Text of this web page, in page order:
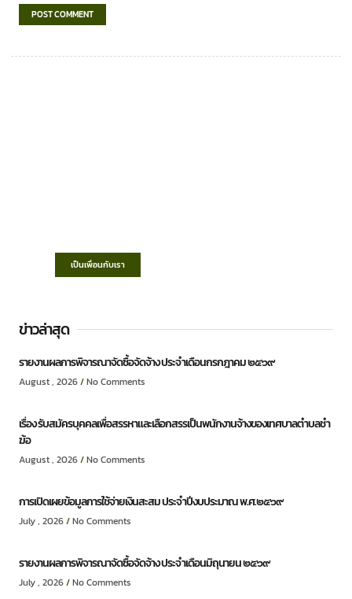
เป็นเพื่อนกับเรา
ข่าวล่าสุด
รายงานผลการพิจารณาจัดซื้อจัดจ้าง ประจำเดือนกรกฎาคม ๒๕๖๙
August , 2026 No Comments
เรื่อง รับสมัครบุคคลเพื่อสรรหาและเลือกสรรเป็นพนักงานจ้างของเทศบาลตำบลชำ
ฆ้อ
August , 2026 No Comments
การเปิดเผยข้อมูลการใช้จ่ายเงินสะสม ประจำปีงบประมาณ พ.ศ.๒๕๖๙
July , 2026 No Comments
รายงานผลการพิจารณาจัดซื้อจัดจ้าง ประจำเดือนมิถุนายน ๒๕๖๙
July , 2026 No Comments